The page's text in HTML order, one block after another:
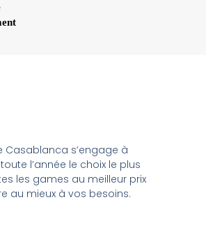
Casablanca s’engage à
l’année le choix le plus
les games au meilleur prix
au mieux à vos besoins.